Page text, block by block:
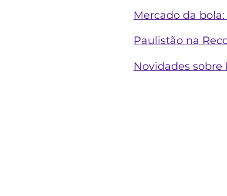
Mercado da
Paulistão na
Novidades sobre